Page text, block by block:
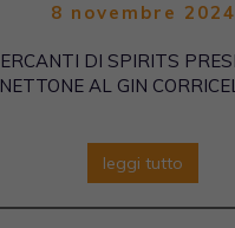
8 novembre 2024
DI SPIRITS
AL GIN
leggi tutto